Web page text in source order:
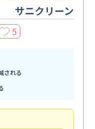
サニクリーン
5
される